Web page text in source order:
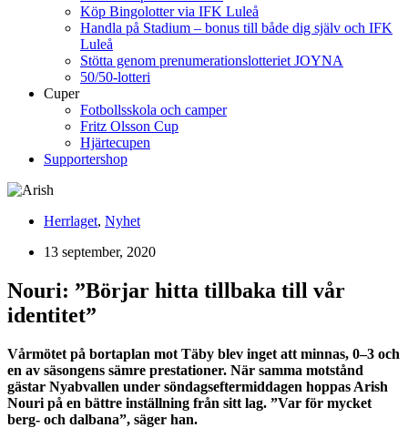
Köp Bingolotter via IFK Luleå
Handla på Stadium – bonus till både dig själv och IFK
Luleå
Stötta genom prenumerationslotteriet JOYNA
50/50-lotteri
Cuper
Fotbollsskola och camper
Fritz Olsson Cup
Hjärtecupen
Supportershop
Herrlaget, Nyhet
13 september, 2020
Nouri: ”Börjar hitta tillbaka till vår
identitet”
Vårmötet på bortaplan mot Täby blev inget att minnas, 0–3 och
en av säsongens sämre prestationer. När samma motstånd
gästar Nyabvallen under söndagseftermiddagen hoppas Arish
Nouri på en bättre inställning från sitt lag. ”Var för mycket
berg- och dalbana”, säger han.